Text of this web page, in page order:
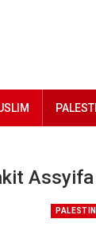
Assyifa